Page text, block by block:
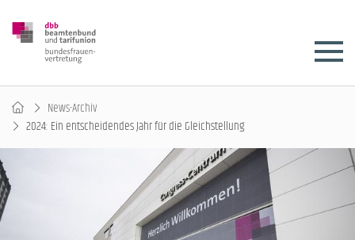
News-Archiv
2024: Ein entscheidendes Jahr für die Gleichstellung